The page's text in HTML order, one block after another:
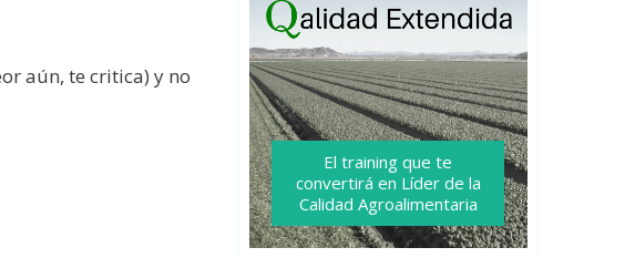
aún, te critica) y no
El training que te
convertirá en Líder de la
Calidad Agroalimentaria